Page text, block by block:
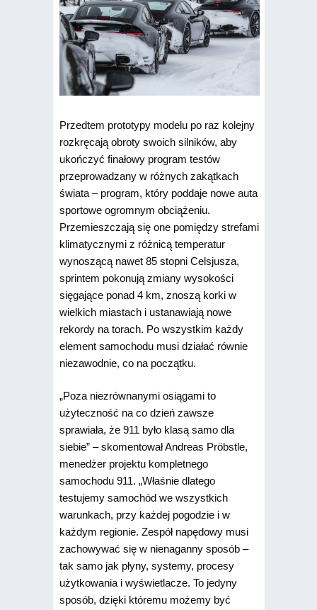
Przedtem prototypy modelu po raz kolejny
rozkręcają obroty swoich silników, aby
ukończyć finałowy program testów
przeprowadzany w różnych zakątkach
świata – program, który poddaje nowe auta
sportowe ogromnym obciążeniu.
Przemieszczają się one pomiędzy strefami
klimatycznymi z różnicą temperatur
wynoszącą nawet 85 stopni Celsjusza,
sprintem pokonują zmiany wysokości
sięgające ponad 4 km, znoszą korki w
wielkich miastach i ustanawiają nowe
rekordy na torach. Po wszystkim każdy
element samochodu musi działać równie
niezawodnie, co na początku.
„Poza niezrównanymi osiągami to
użyteczność na co dzień zawsze
sprawiała, że 911 było klasą samo dla
siebie” – skomentował Andreas Pröbstle,
menedżer projektu kompletnego
samochodu 911. „Właśnie dlatego
testujemy samochód we wszystkich
warunkach, przy każdej pogodzie i w
każdym regionie. Zespół napędowy musi
zachowywać się w nienaganny sposób –
tak samo jak płyny, systemy, procesy
użytkowania i wyświetlacze. To jedyny
sposób, dzięki któremu możemy być